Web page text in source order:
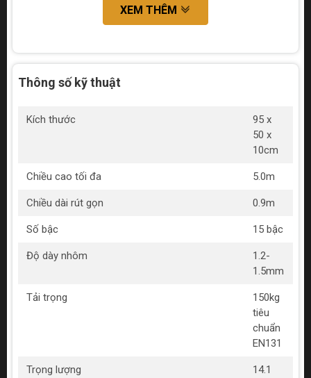
XEM THÊM
Thông số kỹ thuật
Kích thước
95 x
50 x
10cm
Chiều cao tối đa 5.0m
Chiều dài rút gọn 0.9m
Số bậc 15 bậc
Độ dày nhôm
1.2-
1.5mm
Tải trọng
150kg
tiêu
chuẩn
EN131
Trọng lượng
14.1